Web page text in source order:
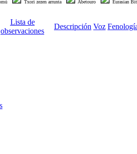
Txori zezen arrunta Abetouro Eurasian
Lista de
observaciones
Descripción Voz